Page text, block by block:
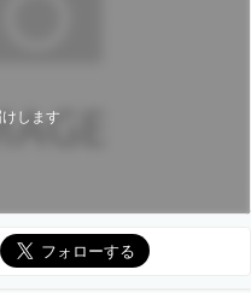
します